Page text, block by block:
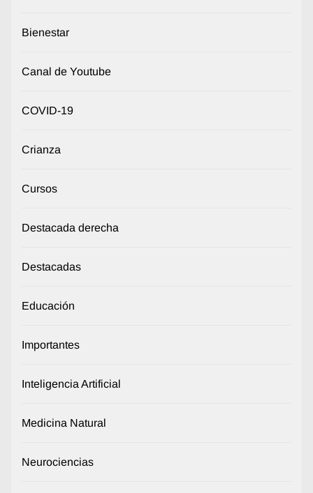
Bienestar
Canal de Youtube
COVID-19
Crianza
Cursos
Destacada derecha
Destacadas
Educación
Importantes
Inteligencia Artificial
Medicina Natural
Neurociencias